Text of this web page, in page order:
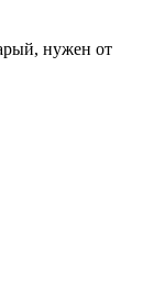
нужен от